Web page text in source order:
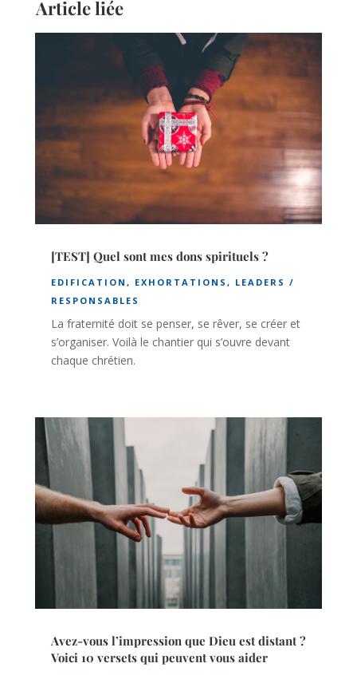
Article liée
[TEST] Quel sont mes dons spirituels ?
EDIFICATION , EXHORTATIONS , LEADERS /
RESPONSABLES
La fraternité doit se penser, se rêver, se créer et
s’organiser. Voilà le chantier qui s’ouvre devant
chaque chrétien.
Avez-vous l’impression que Dieu est distant ?
Voici 10 versets qui peuvent vous aider